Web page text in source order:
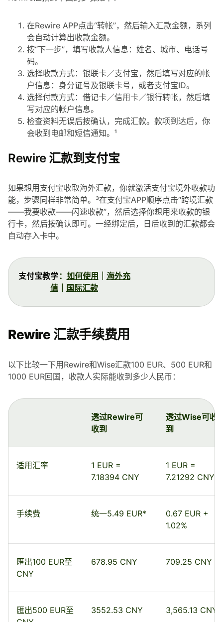
在Rewire APP点击“转帐”，然后输入汇款金额，系列
会自动计算出收款金额。
按“下一步”，填写收款人信息：姓名、城市、电话号
码。
选择收款方式：银联卡／支付宝，然后填写对应的帐
户信息：身分证号及银联卡号，或者支付宝ID。
选择付款方式：借记卡／信用卡／银行转帐，然后填
写对应的帐户信息。
检查资料无误后按确认，完成汇款。款项到达后，你
会收到电邮和短信通知。¹
Rewire 汇款到支付宝
如果想用支付宝收取海外汇款，你就激活支付宝境外收款功
能，步骤同样非常简单。³在支付宝APP顺序点击“跨境汇款
——我要收款——闪速收款”，然后选择你想用来收款的银
行卡，然后按确认即可。一经绑定后，日后收到的汇款都会
自动存入卡中。
支付宝教学： 如何使用
海外充
值
国际汇款
Rewire 汇款手续费用
以下比较一下用Rewire和Wise汇款100 EUR、500 EUR和
1000 EUR回国，收款人实际能收到多少人民币：
透过Rewire可
收到
透过Wise可收
到
适用汇率
1 EUR =
7.18394 CNY
1 EUR =
7.21292 CNY
手续费 统一5.49 EUR*
0.67 EUR +
1.02%
匯出100 EUR至
CNY
678.95 CNY 709.25 CNY
匯出500 EUR至
3552.53 CNY 3,565.13 CNY